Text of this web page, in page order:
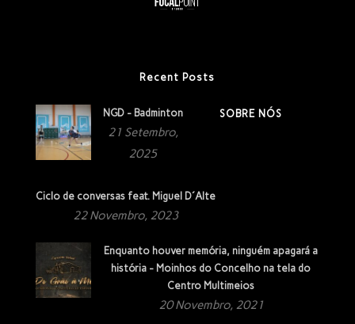
Recent Posts
NGD - Badminton
21 Setembro,
2025
Ciclo de conversas feat. Miguel D´Alte
22 Novembro, 2023
Enquanto houver memória, ninguém apagará a
história - Moinhos do Concelho na tela do
Centro Multimeios
20 Novembro, 2021
SOBRE NÓS